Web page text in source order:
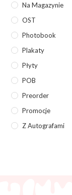
Na Magazynie
OST
Photobook
Plakaty
Płyty
POB
Preorder
Promocje
Z Autografami